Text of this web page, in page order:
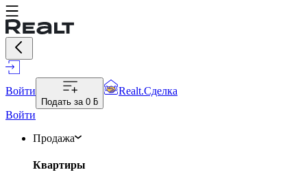
Войти
Подать за 0 ƃ
Realt.Сделка
Войти
Продажа
Квартиры